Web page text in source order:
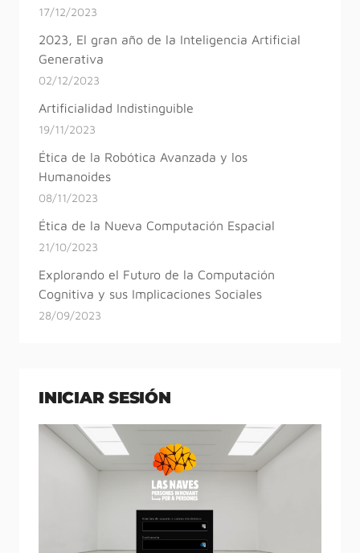
17/12/2023
2023, El gran año de la Inteligencia Artificial
Generativa
02/12/2023
Artificialidad Indistinguible
19/11/2023
Ética de la Robótica Avanzada y los
Humanoides
08/11/2023
Ética de la Nueva Computación Espacial
21/10/2023
Explorando el Futuro de la Computación
Cognitiva y sus Implicaciones Sociales
28/09/2023
INICIAR SESIÓN